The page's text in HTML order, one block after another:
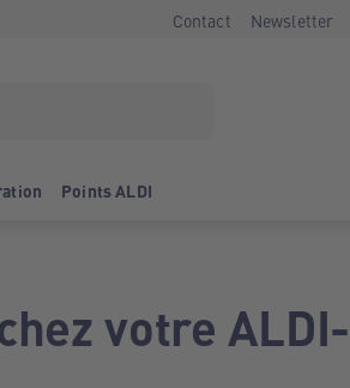
Contact Newsletter
Points ALDI
votre